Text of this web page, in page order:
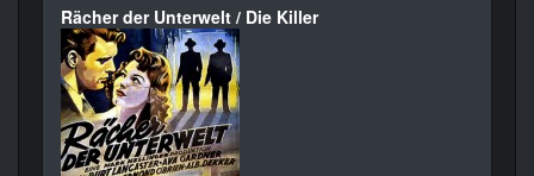
Rächer der Unterwelt / Die Killer